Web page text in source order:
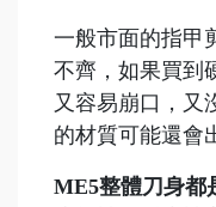
一般市面的指甲
不齊，如果買到
又容易崩口，又
的材質可能還會
ME5整體刀身都